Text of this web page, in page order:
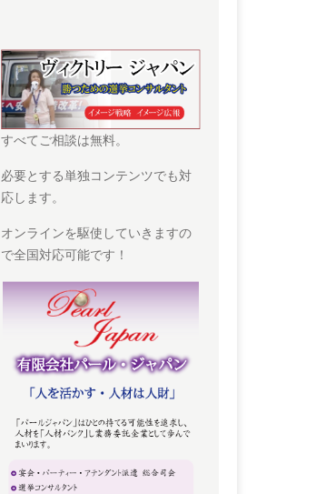
すべてご相談は無料。
必要とする単独コンテンツでも対
応します。
オンラインを駆使していきますの
で全国対応可能です！